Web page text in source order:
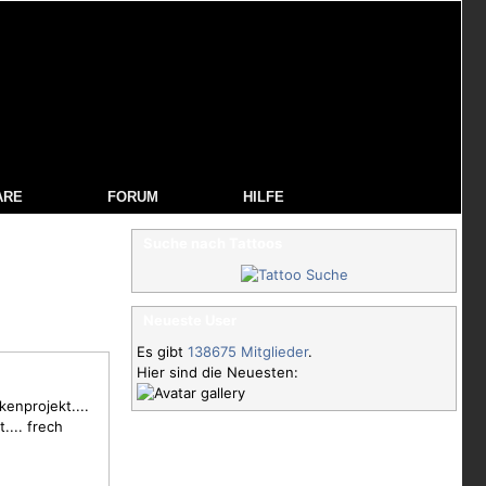
FORUM HILFE
frech
Es gibt 138675 Mitglieder.
Hier sind die Neuesten: